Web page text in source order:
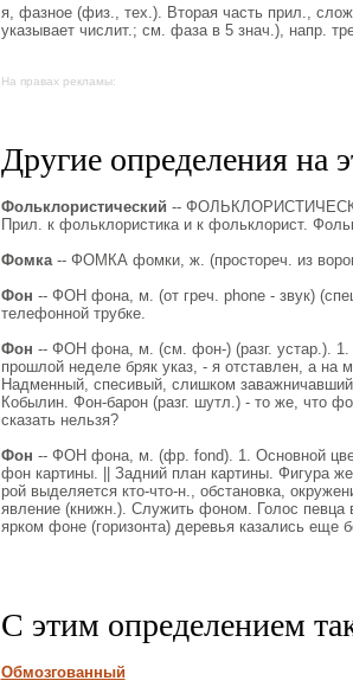
я, фазное (физ., тех.). Вторая часть прил.,
указывает числит.; см. фаза в 5 знач.), напр.
На правах рекламы:
Другие определения на
Фольклористический --
Прил. к фольклористика и к фольклорист.
Фомка-- ФОМКА фомки, ж. (простореч. из
Фон -- ФОН фона, м. (от греч. phone - звук)
телефонной трубке.
Фон -- ФОН фона, м. (см. фон-) (разг. устар.). 1.
прошлой неделе бряк указ, - я отставлен, а на
Надменный, спесивый, слишком
Кобылин. Фон-барон (разг. шутл.) - то же, что
сказать нельзя?
Фон -- ФОН фона, м. (фр. fond). 1. Основной
фон картины. || Задний план картины. Фигура
рой выделяется кто-что-н., обстановка,
явление (книжн.). Служить фоном. Голос
ярком фоне (горизонта) деревья казались
С этим определением
Обмозгованный